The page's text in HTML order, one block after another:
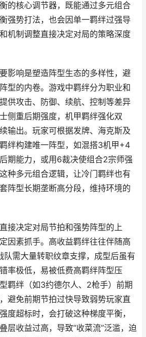
的核心调节器，既能通过多元组合
强势打法，也会因单一羁绊过强导
机制调整直接决定对局的策略深度
影响是塑造阵型生态的多样性，避
型的内卷。游戏中羁绊分为职业和
供攻击、防御、续航、控制等差异
侧重后期强度，机甲羁绊强化双
输出。玩家可根据发牌、海克斯及
绊构建唯一阵型，如混搭3机甲+4
期能力，或用6裁决使组合2宗师强
种多元组合逻辑，让冷门羁绊也有
阵型长期垄断高分段，维持环境的
接决定对局节拍和强势阵型的上
因素抓手。高收益羁绊往往伴随高
队需大量转职纹章支撑，成型后虽有
率极低，易被低费高羁绊阵型压
羁绊（如3约德尔人、2枪手）前期
避免前期节拍过快导致弱势玩家直
度超标时，会打破这种梯度平衡，
层收益过高，导致“收菜流”泛滥，迫